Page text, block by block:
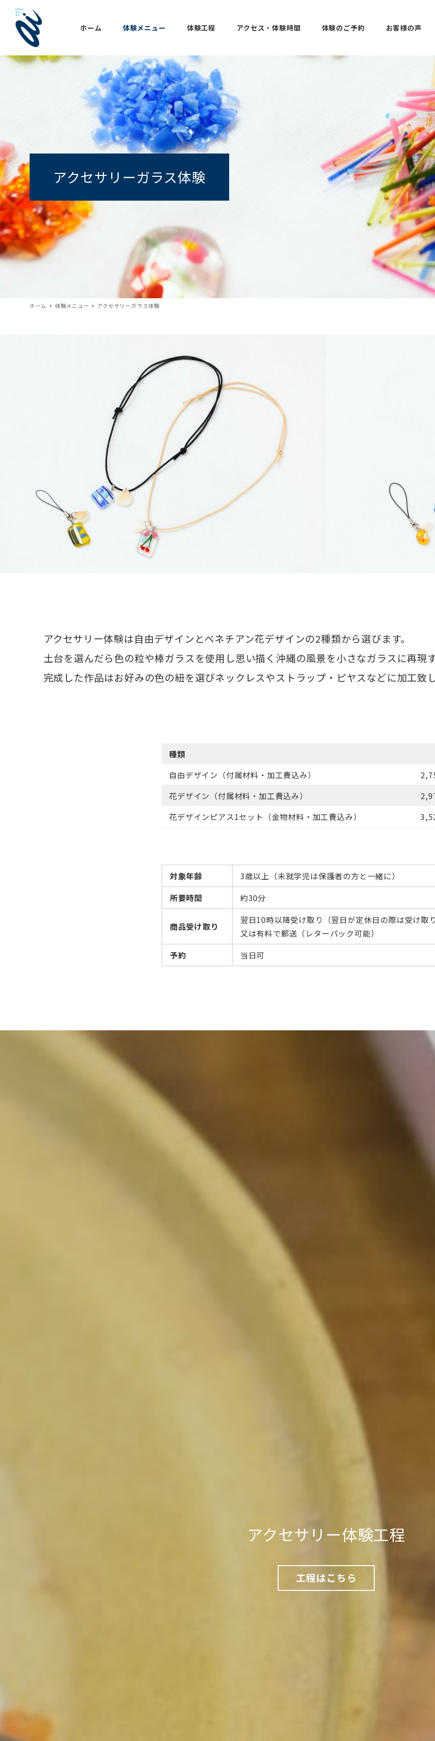
ホーム 体験メニュー 体験工程 アクセス・体験時間 体験のご予約 お客様の声
アクセサリーガラス体験
ホーム 体験メニュー アクセサリーガラス体験
アクセサリー体験は自由デザインとベネチアン花デザインの2種類から選びます。
土台を選んだら色の粒や棒ガラスを使用し思い描く沖縄の風景を小さなガラスに再現
完成した作品はお好みの色の紐を選びネックレスやストラップ・ピヤスなどに加工致
種類
自由デザイン（付属材料・加工費込み）
花デザイン（付属材料・加工費込み）
花デザインピアス1セット（金物材料・加工費込み）
対象年齢
3歳以上（未就学児は保護者の方と一緒に）
所要時間
約30分
商品受け取り
翌日10時以降受け取り（翌日が定休日の際は受け取
又は有料で郵送（レターパック可能）
予約
当日可
アクセサリー体験工程
工程はこちら